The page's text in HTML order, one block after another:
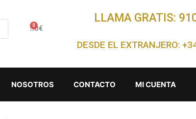
0€
LLAMA GRATIS:
DESDE EL EXTRANJERO:
NOSOTROS CONTACTO MI CUENTA